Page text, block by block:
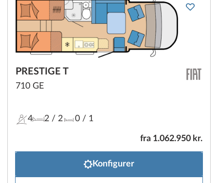
PRESTIGE T
710 GE
4 2 / 2 0/ 1
fra 1.062.950 kr.
Konfigurer